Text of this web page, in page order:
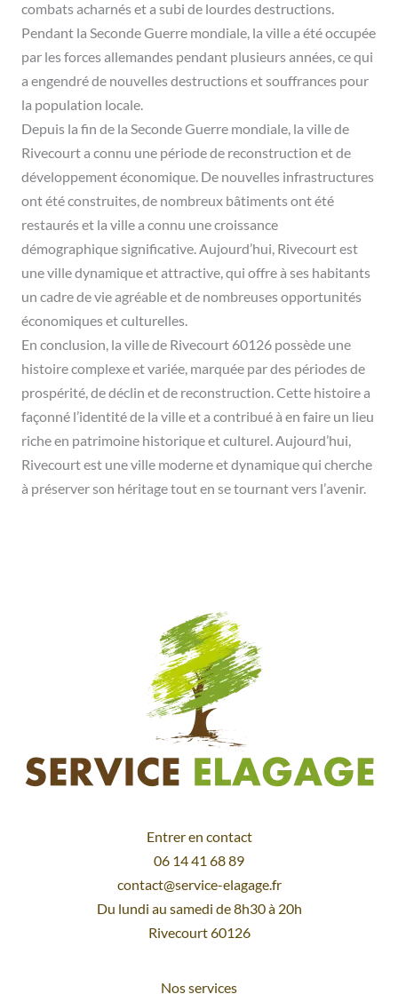
combats acharnés et a subi de lourdes destructions.
Pendant la Seconde Guerre mondiale, la ville a été occupée
par les forces allemandes pendant plusieurs années, ce qui
a engendré de nouvelles destructions et souffrances pour
la population locale.
Depuis la fin de la Seconde Guerre mondiale, la ville de
Rivecourt a connu une période de reconstruction et de
développement économique. De nouvelles infrastructures
ont été construites, de nombreux bâtiments ont été
restaurés et la ville a connu une croissance
démographique significative. Aujourd’hui, Rivecourt est
une ville dynamique et attractive, qui offre à ses habitants
un cadre de vie agréable et de nombreuses opportunités
économiques et culturelles.
En conclusion, la ville de Rivecourt 60126 possède une
histoire complexe et variée, marquée par des périodes de
prospérité, de déclin et de reconstruction. Cette histoire a
façonné l’identité de la ville et a contribué à en faire un lieu
riche en patrimoine historique et culturel. Aujourd’hui,
Rivecourt est une ville moderne et dynamique qui cherche
à préserver son héritage tout en se tournant vers l’avenir.
Entrer en contact
06 14 41 68 89
contact@service-elagage.fr
Du lundi au samedi de 8h30 à 20h
Rivecourt 60126
Nos services